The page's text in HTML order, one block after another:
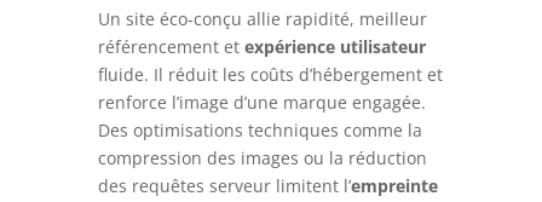
Un site éco-conçu allie rapidité, meilleur
référencement et expérience utilisateur
fluide. Il réduit les coûts d’hébergement et
renforce l’image d’une marque engagée.
Des optimisations techniques comme la
compression des images ou la réduction
des requêtes serveur limitent l’empreinte